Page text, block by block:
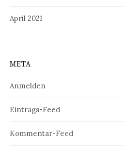
April 2021
META
Anmelden
Eintrags-Feed
Kommentar-Feed